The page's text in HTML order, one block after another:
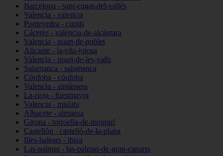
Barcelona - sant-cugat-del-vallès
Valencia - valencia
Pontevedra - cuntis
Cáceres - valencia-de-alcántara
Valencia - quart-de-poblet
Alicante - la-vila-joiosa
Valencia - quart-de-les-valls
Salamanca - salamanca
Córdoba - córdoba
Valencia - almàssera
La-rioja - fuenmayor
Valencia - mislata
Albacete - almansa
Girona - torroella-de-montgrí
Castellón - castelló-de-la-plana
Illes-balears - ibiza
Las-palmas - las-palmas-de-gran-canaria